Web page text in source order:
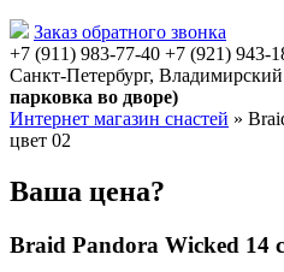
Заказ обратного звонка
+7 (911) 983-77-40 ‭+7 (921) 943-
Санкт-Петербург,
парковка во дворе)
Интернет магазин снастей »
цвет 02
Ваша цена?
Braid Pandora Wicked 14